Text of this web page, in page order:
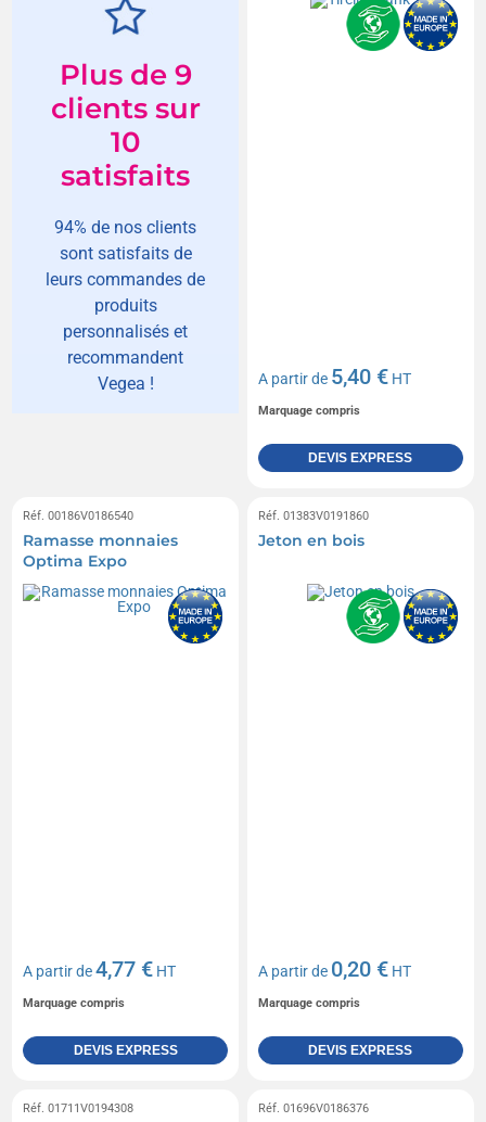
Plus de 9
clients sur
10
satisfaits
94% de nos clients
sont satisfaits de
leurs commandes de
produits
personnalisés et
recommandent
Vegea !
A partir de 5,40 € HT
Marquage compris
DEVIS EXPRESS
Réf. 00186V0186540
Ramasse monnaies
Optima Expo
A partir de4,77 € HT
Marquage compris
DEVIS EXPRESS
Réf. 01383V0191860
Jeton en bois
A partir de 0,20 € HT
Marquage compris
DEVIS EXPRESS
Réf. 01711V0194308 Réf. 01696V0186376